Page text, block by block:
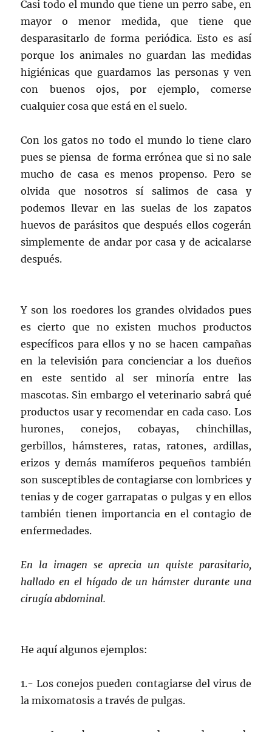
Casi todo el mundo que tiene un perro sabe, en
mayor o menor medida, que tiene que
desparasitarlo de forma periódica. Esto es así
porque los animales no guardan las medidas
higiénicas que guardamos las personas y ven
con buenos ojos, por ejemplo, comerse
cualquier cosa que está en el suelo.
Con los gatos no todo el mundo lo tiene claro
pues se piensa de forma errónea que si no sale
mucho de casa es menos propenso. Pero se
olvida que nosotros sí salimos de casa y
podemos llevar en las suelas de los zapatos
huevos de parásitos que después ellos cogerán
simplemente de andar por casa y de acicalarse
después.
Y son los roedores los grandes olvidados pues
es cierto que no existen muchos productos
específicos para ellos y no se hacen campañas
en la televisión para concienciar a los dueños
en este sentido al ser minoría entre las
mascotas. Sin embargo el veterinario sabrá qué
productos usar y recomendar en cada caso. Los
hurones, conejos, cobayas, chinchillas,
gerbillos, hámsteres, ratas, ratones, ardillas,
erizos y demás mamíferos pequeños también
son susceptibles de contagiarse con lombrices y
tenias y de coger garrapatas o pulgas y en ellos
también tienen importancia en el contagio de
enfermedades.
En la imagen se aprecia un quiste parasitario,
hallado en el hígado de un hámster durante una
cirugía abdominal.
He aquí algunos ejemplos:
1.- Los conejos pueden contagiarse del virus de
la mixomatosis a través de pulgas.